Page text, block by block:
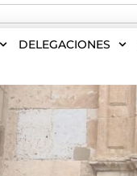
DELEGACIONES